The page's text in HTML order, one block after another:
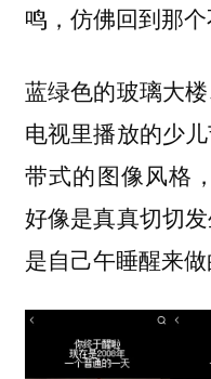
鸣，仿佛回到那个
蓝绿色的玻璃大
电视里播放的少儿
带式的图像风格
好像是真真切切
是自己午睡醒来做